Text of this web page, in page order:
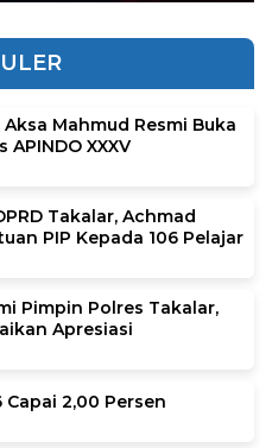
Mahmud Resmi Buka
XXXV
Takalar, Achmad
PIP Kepada 106 Pelajar
Pimpin Polres Takalar,
Apresiasi
Capai 2,00 Persen